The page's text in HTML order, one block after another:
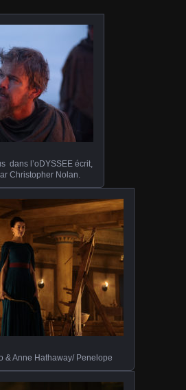
dans l’oDYSSEE écrit,
Christopher Nolan.
& Anne Hathaway/ Penelope